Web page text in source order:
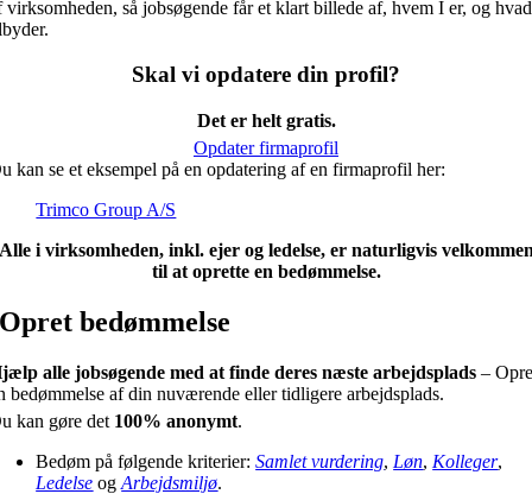
virksomheden, så jobsøgende får et klart billede af, hvem I er, og
Skal vi opdatere din profil?
Det er helt gratis.
Opdater firmaprofil
kan se et eksempel på en opdatering af en firmaprofil her:
Trimco Group A/S
i virksomheden, inkl. ejer og ledelse, er naturligvis
til at oprette en bedømmelse.
Opret bedømmelse
alle jobsøgende med at finde deres næste arbejdsplads –
bedømmelse af din nuværende eller tidligere arbejdsplads.
kan gøre det 100% anonymt.
Bedøm på følgende kriterier:Samlet vurdering, Løn, Kolleger,
Ledelse ogArbejdsmiljø.